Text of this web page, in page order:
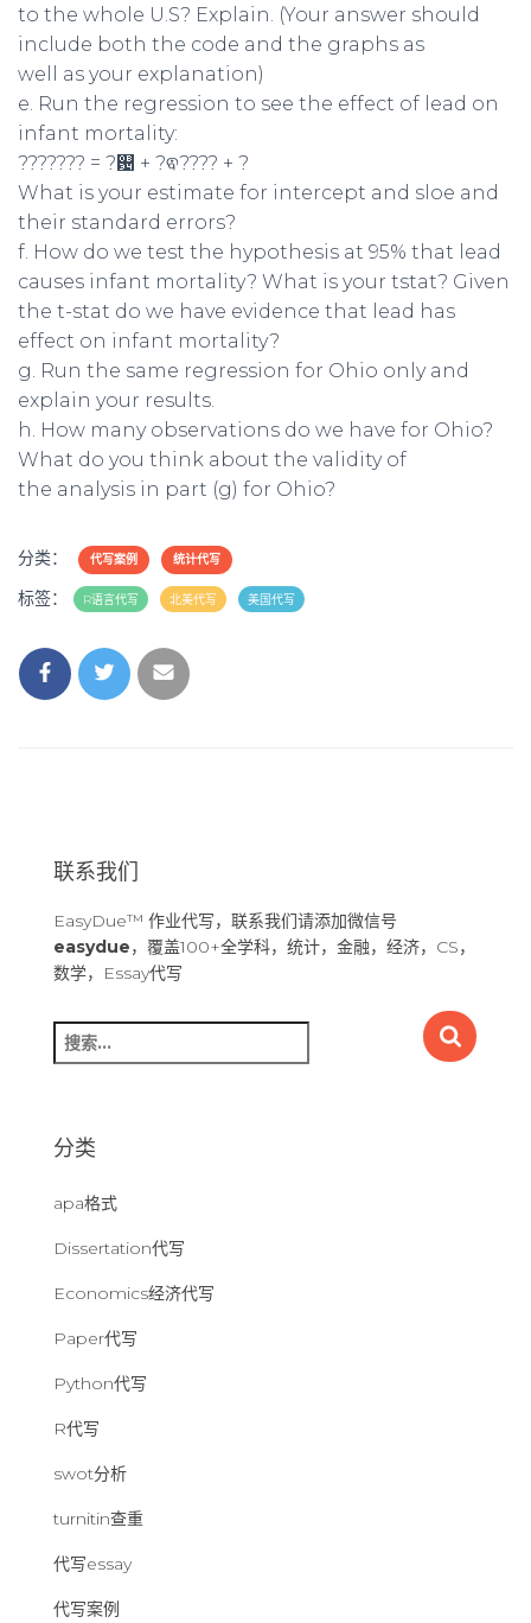
to the whole U.S? Explain. (Your answer should
include both the code and the graphs as
well as your explanation)
e. Run the regression to see the effect of lead on
infant mortality:
??????? = ?଴ + ?ଵ???? + ?
What is your estimate for intercept and sloe and
their standard errors?
f. How do we test the hypothesis at 95% that lead
causes infant mortality? What is your tstat? Given
the t-stat do we have evidence that lead has
effect on infant mortality?
g. Run the same regression for Ohio only and
explain your results.
h. How many observations do we have for Ohio?
What do you think about the validity of
the analysis in part (g) for Ohio?
分类： 代写案例 统计代写
标签： R语言代写 北美代写 美国代写
联系我们
EasyDue™ 作业代写，联系我们请添加微信号
easydue，覆盖100+全学科，统计，金融，经济，CS，
数学，Essay代写
搜
索
分类
apa格式
Dissertation代写
Economics经济代写
Paper代写
Python代写
R代写
swot分析
turnitin查重
代写essay
代写案例